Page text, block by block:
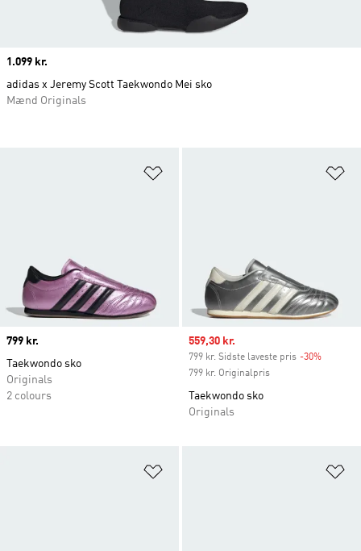
Price
799 kr.
Taekwondo sko
Originals
2 colours
Sale price
559,30 kr.
799 kr. Sidste laveste pris -30%
799 kr. Originalpris
Taekwondo sko
Originals
Price
1.099 kr.
adidas x Jeremy Scott Taekwondo Mei sko
Mænd Originals